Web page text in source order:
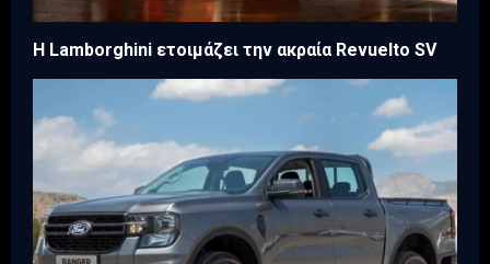
Η Lamborghini ετοιμάζει την ακραία Revuelto SV